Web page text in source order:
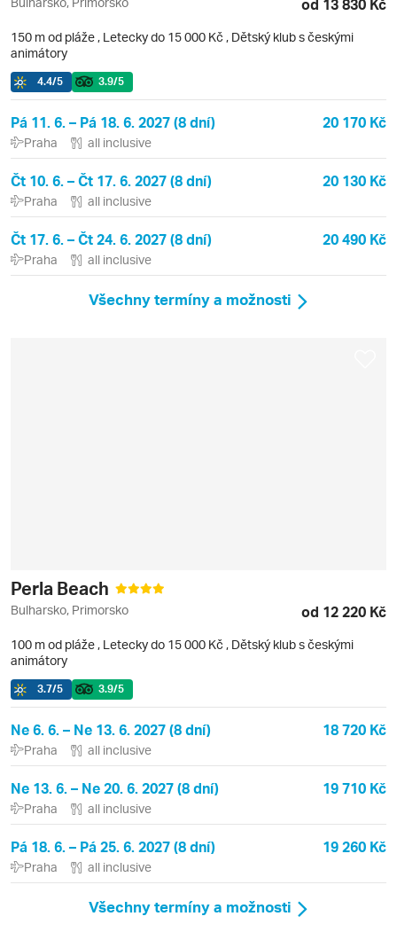
150 m od pláže , Letecky do 15 000 Kč , Dětský klub s českými
animátory
4.4/5 3.9/5
Pá 11. 6. – Pá 18. 6. 2027 (8 dní) 20 170 Kč
Praha all inclusive
Čt 10. 6. – Čt 17. 6. 2027 (8 dní) 20 130 Kč
Praha all inclusive
Čt 17. 6. – Čt 24. 6. 2027 (8 dní) 20 490 Kč
Praha all inclusive
Všechny termíny a možnosti
Perla Beach
Bulharsko, Primorsko od 12 220 Kč
100 m od pláže , Letecky do 15 000 Kč , Dětský klub s českými
animátory
3.7/5 3.9/5
Ne 6. 6. – Ne 13. 6. 2027 (8 dní) 18 720 Kč
Praha all inclusive
Ne 13. 6. – Ne 20. 6. 2027 (8 dní) 19 710 Kč
Praha all inclusive
Pá 18. 6. – Pá 25. 6. 2027 (8 dní) 19 260 Kč
Praha all inclusive
Všechny termíny a možnosti